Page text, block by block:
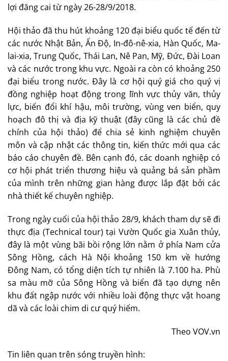
lợi đăng cai từ ngày 26-28/9/2018.
Hội thảo đã thu hút khoảng 120 đại biểu quốc tế đến từ
các nước Nhật Bản, Ấn Độ, In-đô-nê-xia, Hàn Quốc, Ma-
lai-xia, Trung Quốc, Thái Lan, Nê Pan, Mỹ, Đức, Đài Loan
và các nước trong khu vực. Ngoài ra còn có khoảng 250
đại biểu trong nước. Đây là cơ hội quý giá cho quý vị
đồng nghiệp hoạt động trong lĩnh vực thủy văn, thủy
lực, biến đổi khí hậu, môi trường, vùng ven biển, quy
hoạch đô thị và địa kỹ thuật (đây cũng là các chủ đề
chính của hội thảo) để chia sẻ kinh nghiệm chuyên
môn và cập nhật các thông tin, kiến thức mới qua các
báo cáo chuyên đề. Bên cạnh đó, các doanh nghiệp có
cơ hội phát triển thương hiệu và quảng bá sản phầm
của mình trên những gian hàng được lắp đặt bởi các
nhà thiết kế chuyên nghiệp.
Trong ngày cuối của hội thảo 28/9, khách tham dự sẽ đi
thực địa (Technical tour) tại Vườn Quốc gia Xuân thủy,
đây là một vùng bãi bồi rộng lớn nằm ở phía Nam cửa
Sông Hồng, cách Hà Nội khoảng 150 km về hướng
Đông Nam, có tổng diện tích tự nhiên là 7.100 ha. Phù
sa màu mỡ của Sông Hồng và biển đã tạo dựng nên
khu đất ngập nước với nhiều loài động thực vật hoang
dã và các loài chim di cư quý hiếm.
Theo VOV.vn
Tin liên quan trên sóng truyền hình: